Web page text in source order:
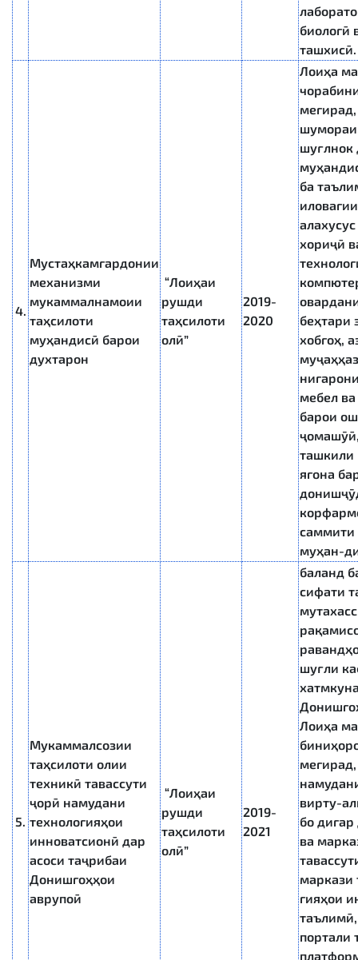
биологӣ
ташхисӣ.
4.
Мустаҳкамгардонии
механизми
мукаммалнамоии
таҳсилоти
муҳандисӣ барои
духтарон
“Лоиҳаи
рушди
таҳсилоти
олӣ”
2019-
2020
Лоиҳа
шумораи
шуғлнок
ба
хориҷӣ
беҳтари
хобгоҳ,
мебел ва
барои
ташкили
ягона
саммити
муҳан-
5.
Мукаммалсозии
таҳсилоти олии
техникӣ тавассути
ҷорӣ намудани
технологияҳои
инноватсионӣ дар
асоси таҷрибаи
Донишгоҳҳои
аврупоӣ
“Лоиҳаи
рушди
таҳсилоти
олӣ”
2019-
2021
баланд
сифати
шуғли
Лоиҳа
вирту-
бо
ва
маркази
гияҳои
портали